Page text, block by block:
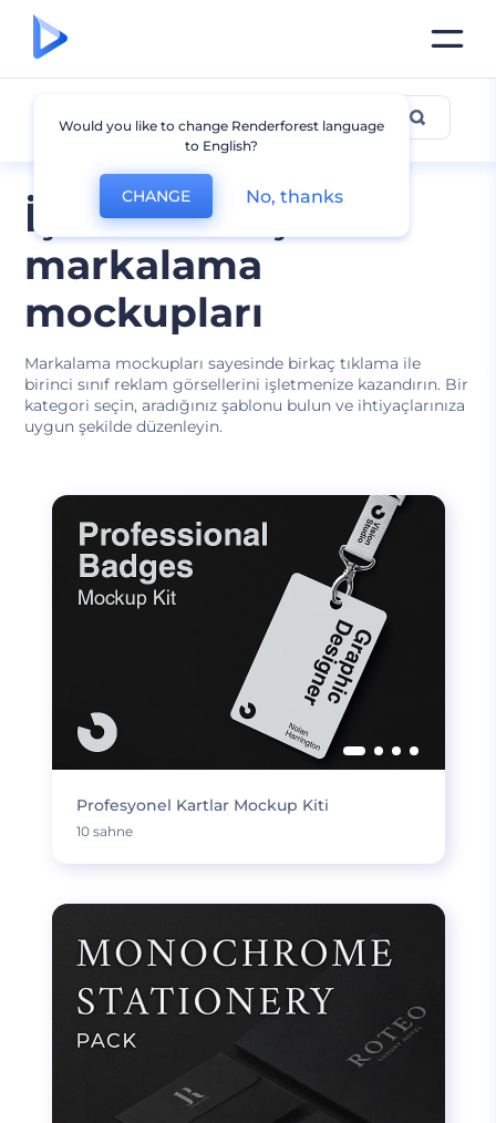
İşletmeniz için
markalama
mockupları
Markalama mockupları sayesinde birkaç tıklama ile
birinci sınıf reklam görsellerini işletmenize kazandırın. Bir
kategori seçin, aradığınız şablonu bulun ve ihtiyaçlarınıza
uygun şekilde düzenleyin.
Markalama
Profesyonel Kartlar Mockup Kiti
10 sahne
Would you like to change Renderforest language
to English?
CHANGE No, thanks